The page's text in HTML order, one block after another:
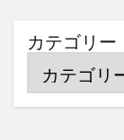
カテゴリー